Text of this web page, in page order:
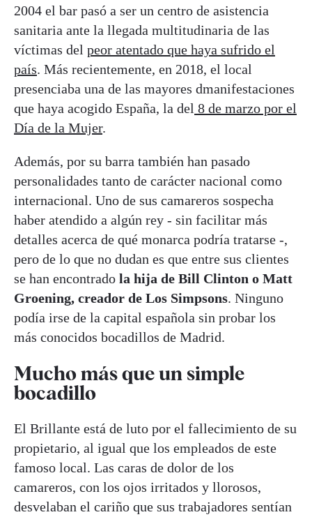
2004 el bar pasó a ser un centro de asistencia
sanitaria ante la llegada multitudinaria de las
víctimas del peor atentado que haya sufrido el
país. Más recientemente, en 2018, el local
presenciaba una de las mayores dmanifestaciones
que haya acogido España, la del 8 de marzo por el
Día de la Mujer.
Además, por su barra también han pasado
personalidades tanto de carácter nacional como
internacional. Uno de sus camareros sospecha
haber atendido a algún rey - sin facilitar más
detalles acerca de qué monarca podría tratarse -,
pero de lo que no dudan es que entre sus clientes
se han encontrado la hija de Bill Clinton o Matt
Groening, creador de Los Simpsons. Ninguno
podía irse de la capital española sin probar los
más conocidos bocadillos de Madrid.
Mucho más que un simple
bocadillo
El Brillante está de luto por el fallecimiento de su
propietario, al igual que los empleados de este
famoso local. Las caras de dolor de los
camareros, con los ojos irritados y llorosos,
desvelaban el cariño que sus trabajadores sentían